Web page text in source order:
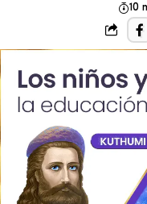
10